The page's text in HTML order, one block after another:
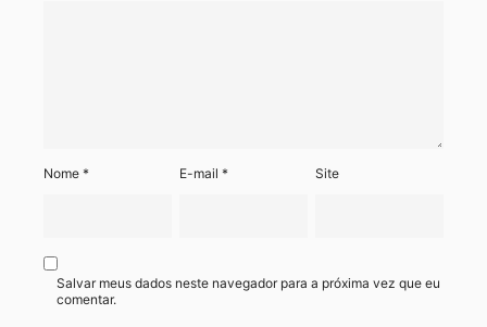
Nome * E-mail* Site
Salvar meus dados neste navegador para a próxima vez que eu
comentar.